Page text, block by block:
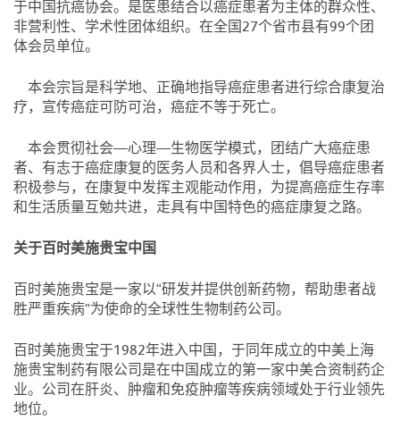
于中国抗癌协会。是医患结合以癌症患者为主体的群众性、
非营利性、学术性团体组织。在全国27个省市县有99个团
体会员单位。
本会宗旨是科学地、正确地指导癌症患者进行综合康复治
疗，宣传癌症可防可治，癌症不等于死亡。
本会贯彻社会—心理—生物医学模式，团结广大癌症患
者、有志于癌症康复的医务人员和各界人士，倡导癌症患者
积极参与，在康复中发挥主观能动作用，为提高癌症生存率
和生活质量互勉共进，走具有中国特色的癌症康复之路。
关于百时美施贵宝中国
百时美施贵宝是一家以“研发并提供创新药物，帮助患者战
胜严重疾病”为使命的全球性生物制药公司。
百时美施贵宝于1982年进入中国，于同年成立的中美上海
施贵宝制药有限公司是在中国成立的第一家中美合资制药企
业。公司在肝炎、肿瘤和免疫肿瘤等疾病领域处于行业领先
地位。